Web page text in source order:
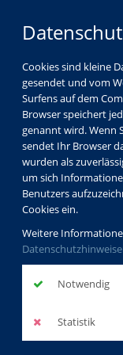
Cookies sind kleine
gesendet und vom
Surfens auf dem
Browser speichert
genannt wird. Wenn
sendet Ihr Browser
wurden als
um sich
Benutzers
Cookies ein.
Weitere
Notwendig
Statistik